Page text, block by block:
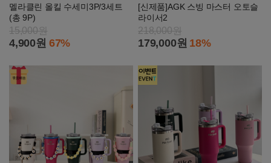
멜라클린 올킬 수세미3P/3세트
(총 9P)
15,000원
4,900원 67%
[신제품]AGK 스빙 마스터 오토슬
라이서2
218,000원
179,000원 18%